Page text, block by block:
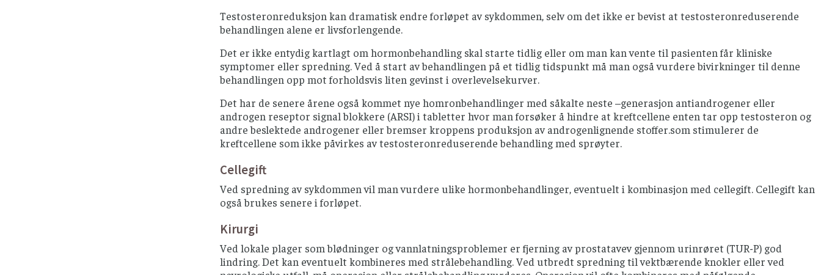
Testosteronreduksjon kan dramatisk endre forløpet av sykdommen, selv om det ikke er bevist at testosteronreduserende
behandlingen alene er livsforlengende.
Det er ikke entydig kartlagt om hormonbehandling skal starte tidlig eller om man kan vente til pasienten får kliniske
symptomer eller spredning. Ved å start av behandlingen på et tidlig tidspunkt må man også vurdere bivirkninger til denne
behandlingen opp mot forholdsvis liten gevinst i overlevelsekurver.
Det har de senere årene også kommet nye homronbehandlinger med såkalte neste –generasjon antiandrogener eller
androgen reseptor signal blokkere (ARSI) i tabletter hvor man forsøker å hindre at kreftcellene enten tar opp testosteron og
andre beslektede androgener eller bremser kroppens produksjon av androgenlignende stoffer.som stimulerer de
kreftcellene som ikke påvirkes av testosteronreduserende behandling med sprøyter.
Cellegift
Ved spredning av sykdommen vil man vurdere ulike hormonbehandlinger, eventuelt i kombinasjon med cellegift. Cellegift kan
også brukes senere i forløpet.
Kirurgi
Ved lokale plager som blødninger og vannlatningsproblemer er fjerning av prostatavev gjennom urinrøret (TUR-P) god
lindring. Det kan eventuelt kombineres med strålebehandling. Ved utbredt spredning til vektbærende knokler eller ved